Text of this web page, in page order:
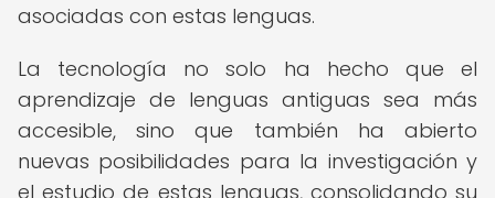
asociadas con estas lenguas.
La tecnología no solo ha hecho que el
aprendizaje de lenguas antiguas sea más
accesible, sino que también ha abierto
nuevas posibilidades para la investigación y
el estudio de estas lenguas, consolidando su